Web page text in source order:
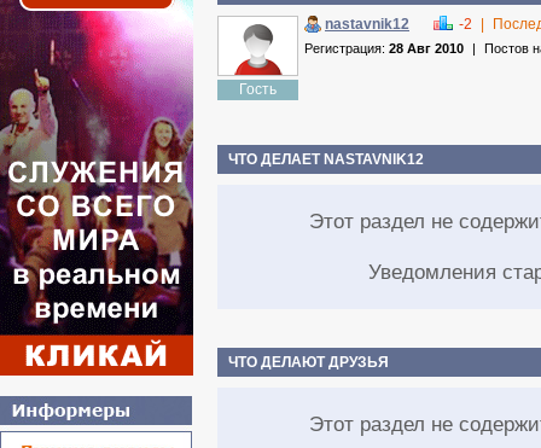
Гость
nastavnik12 -2
Регистрация: 28 Авг 2010 | Постов
ЧТО ДЕЛАЕТ NASTAVNIK12
Этот раздел не
Уведомления
ЧТО ДЕЛАЮТ ДРУЗЬЯ
Этот раздел не